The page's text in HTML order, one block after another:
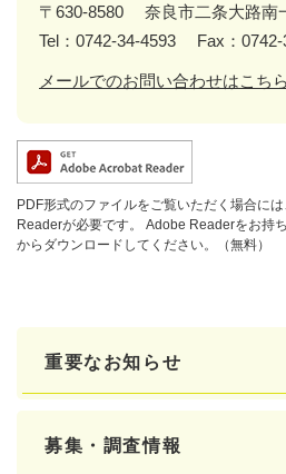
〒630-8580
奈良市二条大路南
Tel：0742-34-4593
Fax：
メールでのお問い合わせはこちら
PDF形式のファイルをご覧いただく場合に
Readerが必要です。
Adobe Readerをお持
からダウンロードしてください。（無料）
重要なお知らせ
募集・調査情報